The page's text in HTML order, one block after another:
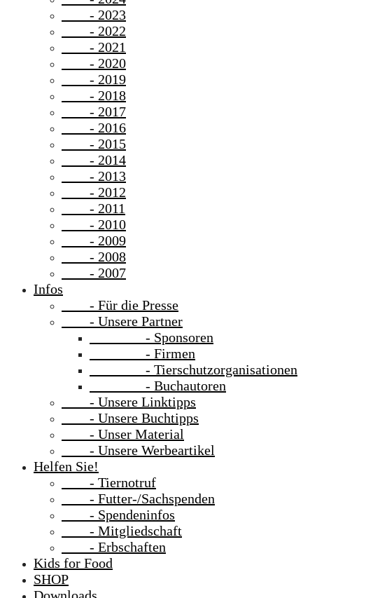
- 2023
- 2022
- 2021
- 2020
- 2019
- 2018
- 2017
- 2016
- 2015
- 2014
- 2013
- 2012
- 2011
- 2010
- 2009
- 2008
- 2007
Infos
- Für die Presse
- Unsere Partner
- Sponsoren
- Firmen
- Tierschutzorganisationen
- Buchautoren
- Unsere Linktipps
- Unsere Buchtipps
- Unser Material
- Unsere Werbeartikel
Helfen Sie!
- Tiernotruf
- Futter-/Sachspenden
- Spendeninfos
- Mitgliedschaft
- Erbschaften
Kids for Food
SHOP